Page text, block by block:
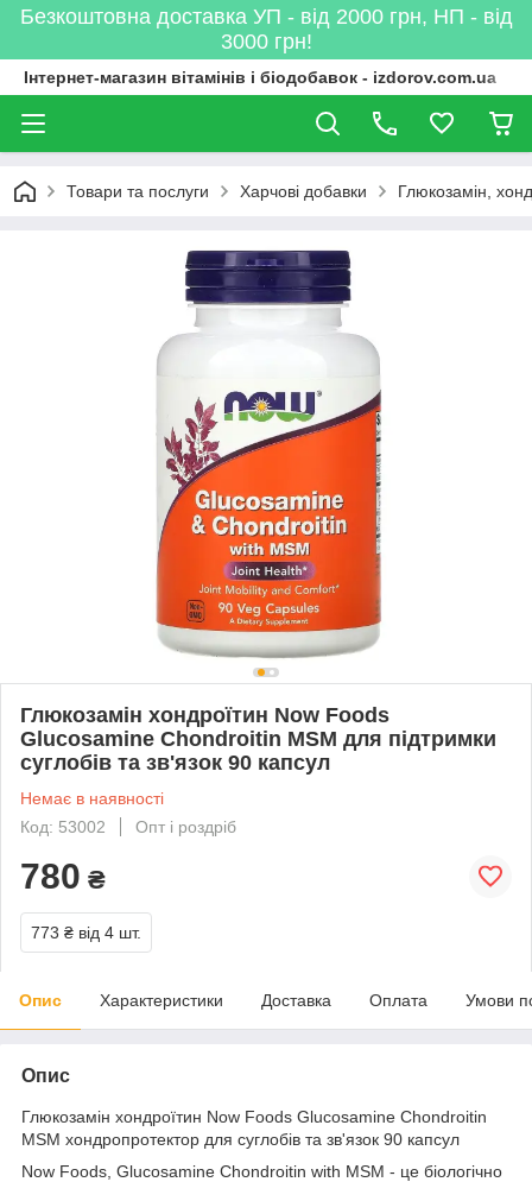
Безкоштовна доставка УП - від 2000 грн, НП - від
3000 грн!
Інтернет-магазин вітамінів і біодобавок - izdorov.com.ua
Товари та послуги Харчові добавки Глюкозамін,
Глюкозамін хондроїтин Now Foods
Glucosamine Chondroitin MSM для підтримки
суглобів та зв'язок 90 капсул
Немає в наявності
Код: 53002
Опт і роздріб
780 ₴
773 ₴ від 4 шт.
Опис Характеристики Доставка Оплата Умови
Опис
Глюкозамін хондроїтин Now Foods Glucosamine Chondroitin
MSM хондропротектор для суглобів та зв'язок 90 капсул
Now Foods, Glucosamine Chondroitin with MSM - це біологічно